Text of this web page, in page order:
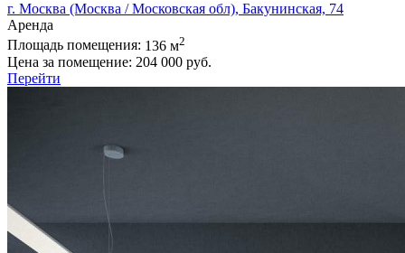
г. Москва (Москва / Московская обл), Бакунинская, 74
Аренда
Площадь помещения: 136 м2
Цена за помещение: 204 000 руб.
Перейти